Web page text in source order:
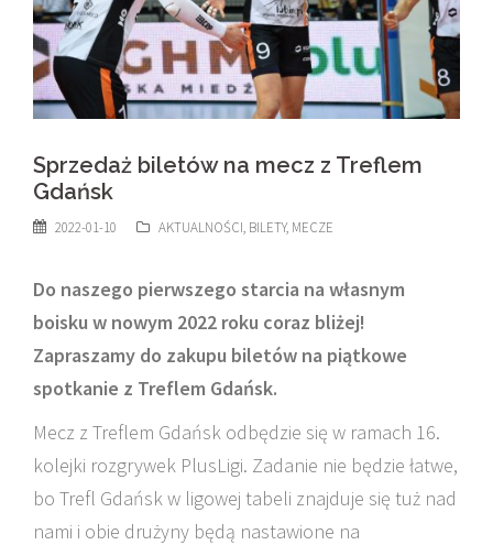
Sprzedaż biletów na mecz z Treflem
Gdańsk
2022-01-10 AKTUALNOŚCI, BILETY, MECZE
Do naszego pierwszego starcia na własnym
boisku w nowym 2022 roku coraz bliżej!
Zapraszamy do zakupu biletów na piątkowe
spotkanie z Treflem Gdańsk.
Mecz z Treflem Gdańsk odbędzie się w ramach 16.
kolejki rozgrywek PlusLigi. Zadanie nie będzie łatwe,
bo Trefl Gdańsk w ligowej tabeli znajduje się tuż nad
nami i obie drużyny będą nastawione na